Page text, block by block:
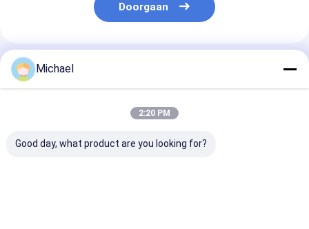
Doorgaan
Geadviseerde Producten
Michael
2:20 PM
Good day, what product are you looking for?